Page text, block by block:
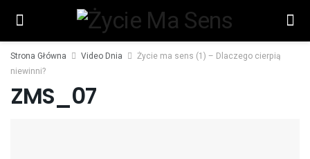
Strona Główna Video Dnia
Życie ma sens (1) – Dlaczego cierpią
niewinni?
ZMS_07